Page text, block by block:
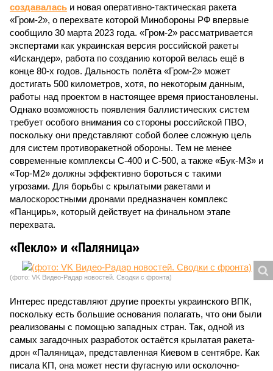
создавалась и новая оперативно-тактическая ракета
«Гром-2», о перехвате которой Минобороны РФ впервые
сообщило 30 марта 2023 года. «Гром-2» рассматривается
экспертами как украинская версия российской ракеты
«Искандер», работа по созданию которой велась ещё в
конце 80-х годов. Дальность полёта «Гром-2» может
достигать 500 километров, хотя, по некоторым данным,
работы над проектом в настоящее время приостановлены.
Однако возможность появления баллистических систем
требует особого внимания со стороны российской ПВО,
поскольку они представляют собой более сложную цель
для систем противоракетной обороны. Тем не менее
современные комплексы С-400 и С-500, а также «Бук-М3» и
«Тор-М2» должны эффективно бороться с такими
угрозами. Для борьбы с крылатыми ракетами и
малоскоростными дронами предназначен комплекс
«Панцирь», который действует на финальном этапе
перехвата.
«Пекло» и «Паляница»
(фото: VK Видео-Радар новостей. Сводки с фронта)
Интерес представляют другие проекты украинского ВПК,
поскольку есть большие основания полагать, что они были
реализованы с помощью западных стран. Так, одной из
самых загадочных разработок остаётся крылатая ракета-
дрон «Паляница», представленная Киевом в сентябре. Как
писала КП, она может нести фугасную или осколочно-